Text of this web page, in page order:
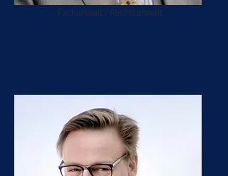
Fachanwalt / Rechtsanwalt